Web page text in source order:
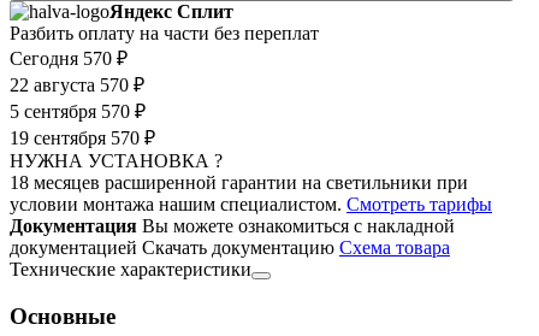
Яндекс Сплит
Разбить оплату на части без переплат
Сегодня 570 ₽
22 августа 570 ₽
5 сентября 570 ₽
19 сентября 570 ₽
НУЖНА УСТАНОВКА ?
18 месяцев расширенной гарантии на светильники при
условии монтажа нашим специалистом. Смотреть тарифы
Документация Вы можете ознакомиться с накладной
документацией Скачать документацию Cхема товара
Технические характеристики
Основные